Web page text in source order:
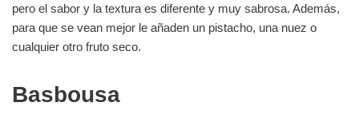
pero el sabor y la textura es diferente y muy sabrosa. Además,
para que se vean mejor le añaden un pistacho, una nuez o
cualquier otro fruto seco.
Basbousa